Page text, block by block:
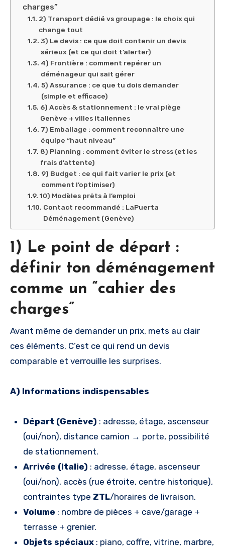
charges”
2) Transport dédié vs groupage : le choix qui
change tout
3) Le devis : ce que doit contenir un devis
sérieux (et ce qui doit t’alerter)
4) Frontière : comment repérer un
déménageur qui sait gérer
5) Assurance : ce que tu dois demander
(simple et efficace)
6) Accès & stationnement : le vrai piège
Genève + villes italiennes
7) Emballage : comment reconnaître une
équipe “haut niveau”
8) Planning : comment éviter le stress (et les
frais d’attente)
9) Budget : ce qui fait varier le prix (et
comment l’optimiser)
10) Modèles prêts à l’emploi
Contact recommandé : LaPuerta
Déménagement (Genève)
1) Le point de départ :
définir ton déménagement
comme un “cahier des
charges”
Avant même de demander un prix, mets au clair
ces éléments. C’est ce qui rend un devis
comparable et verrouille les surprises.
A) Informations indispensables
Départ (Genève) : adresse, étage, ascenseur
(oui/non), distance camion → porte, possibilité
de stationnement.
Arrivée (Italie) : adresse, étage, ascenseur
(oui/non), accès (rue étroite, centre historique),
contraintes type ZTL/horaires de livraison.
Volume : nombre de pièces + cave/garage +
terrasse + grenier.
Objets spéciaux: piano, coffre, vitrine, marbre,